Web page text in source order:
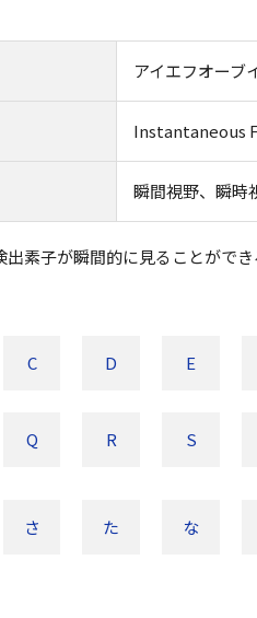
アイエフオーブ
Instantaneous
瞬間視野、瞬時
素子が瞬間的に見ることがで
C D E
Q R S
さ た な